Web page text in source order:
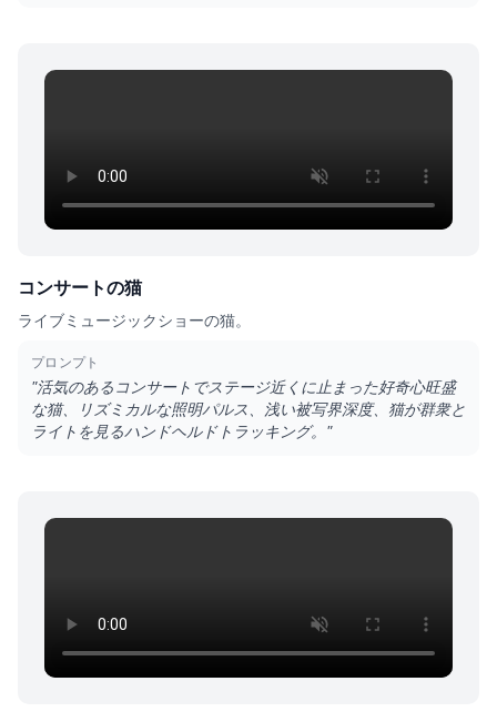
コンサートの猫
ライブミュージックショーの猫。
プロンプト
"活気のあるコンサートでステージ近くに止まった好奇心旺盛
な猫、リズミカルな照明パルス、浅い被写界深度、猫が群衆と
ライトを見るハンドヘルドトラッキング。 "